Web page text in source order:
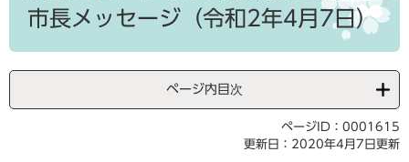
市長メッセージ（令和2年4月7日）
ページ内目次
ページID：0001615
更新日：2020年4月7日更新